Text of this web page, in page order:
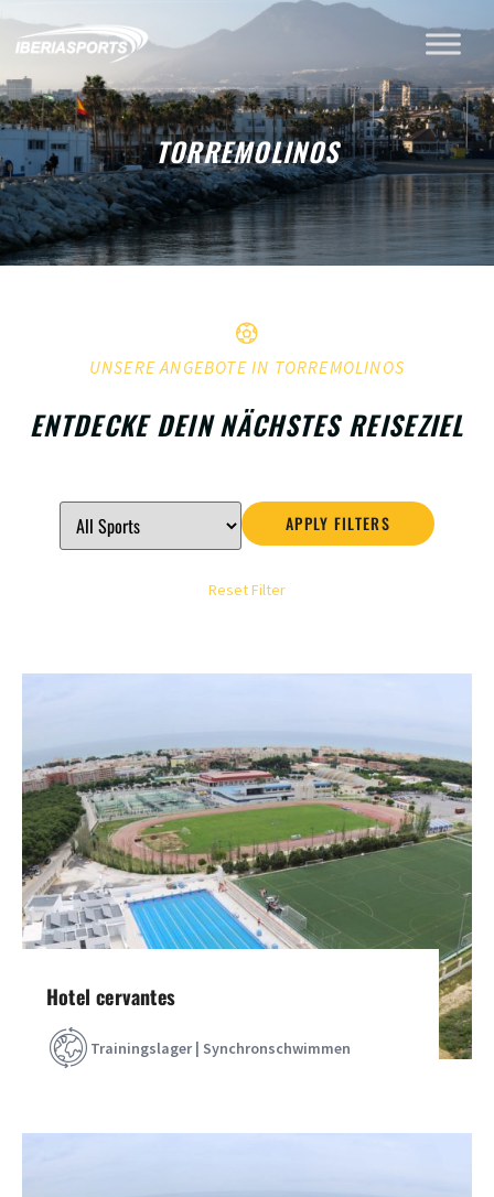
TORREMOLINOS
UNSERE ANGEBOTE IN TORREMOLINOS
ENTDECKE DEIN NÄCHSTES REISEZIEL
APPLY FILTERS
Reset Filter
Hotel cervantes
Trainingslager | Synchronschwimmen